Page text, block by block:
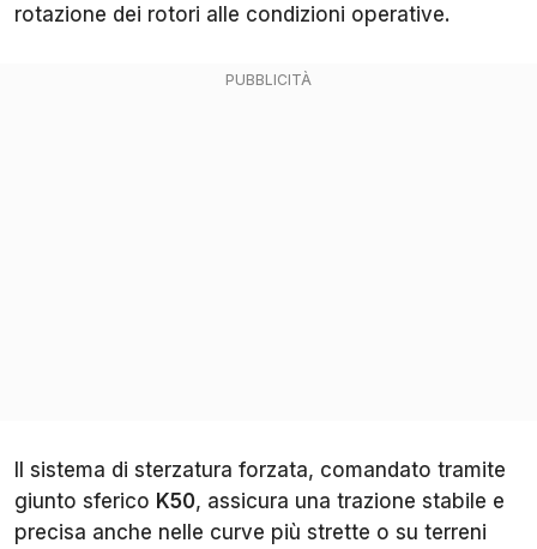
rotazione dei rotori alle condizioni operative.
Il sistema di sterzatura forzata, comandato tramite
giunto sferico K50, assicura una trazione stabile e
precisa anche nelle curve più strette o su terreni